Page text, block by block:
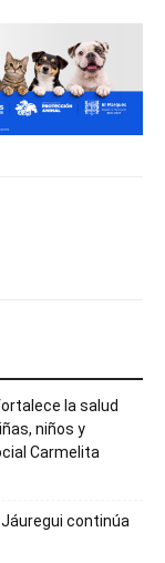
la salud
niños y
Carmelita
continúa